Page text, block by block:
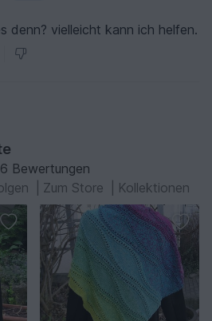
denn? vielleicht kann ich helfen.
Bewertungen
Zum Store Kollektionen